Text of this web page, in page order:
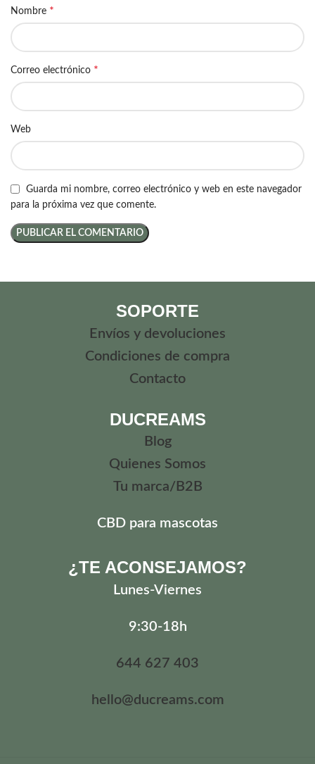
Nombre *
Correo electrónico *
Web
Guarda mi nombre, correo electrónico y web en este navegador
para la próxima vez que comente.
SOPORTE
Envíos y devoluciones
Condiciones de compra
Contacto
DUCREAMS
Blog
Quienes Somos
Tu marca/B2B
CBD para mascotas
¿TE ACONSEJAMOS?
Lunes-Viernes
9:30-18h
644 627 403
hello@ducreams.com